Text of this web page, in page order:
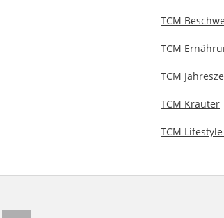
TCM
TCM
TCM
TCM Kräuter
TCM